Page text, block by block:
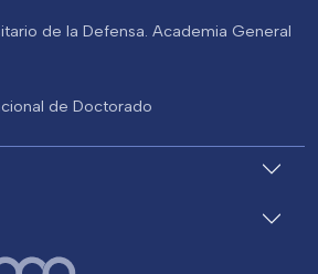
de la Defensa. Academia General
de Doctorado